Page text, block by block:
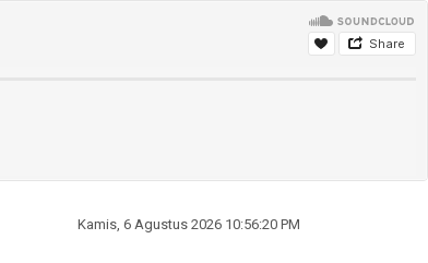
Kamis, 6 Agustus 2026 10:56:21 PM